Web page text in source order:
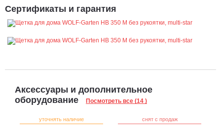
Сертификаты и гарантия
Аксессуары и дополнительное
оборудование
Посмотреть все (14 )
уточнять наличие снят с продаж